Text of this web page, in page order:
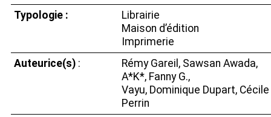
Typologie :
Librairie
Maison d’édition
Imprimerie
Auteurice(s):
Rémy Gareil, Sawsan Awada,
A*K*, Fanny G.,
Vayu, Dominique Dupart, Cécile
Perrin